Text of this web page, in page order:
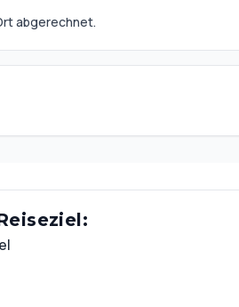
abgerechnet.